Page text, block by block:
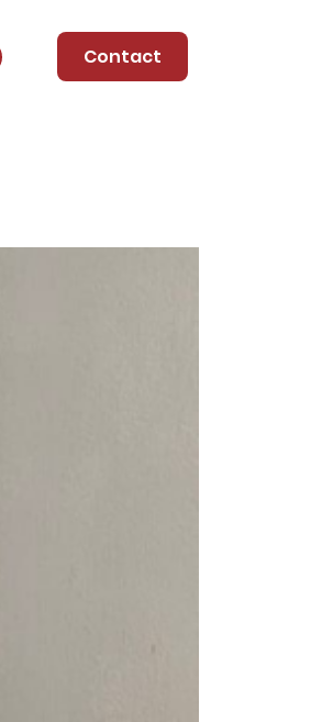
Contact